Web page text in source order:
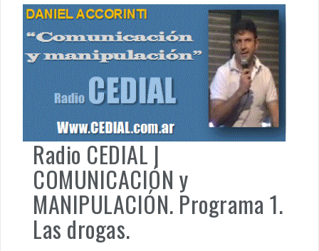
Radio CEDIAL |
COMUNICACIÓN y
MANIPULACIÓN. Programa 1.
Las drogas.